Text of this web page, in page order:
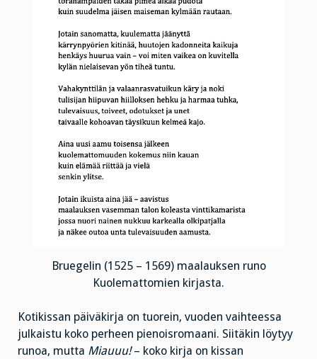
Bruegelin (1525 – 1569) maalauksen runo
Kuolemattomien kirjasta.
Kotikissan päiväkirja on tuorein, vuoden vaihteessa
julkaistu koko perheen pienoisromaani. Siitäkin löytyy
runoa, mutta Miauuu!– koko kirja on kissan